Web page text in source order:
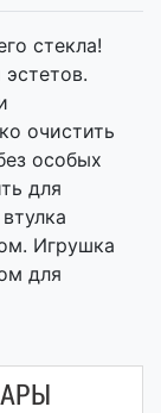
стекла!
очистить
особых
для
Игрушка
для